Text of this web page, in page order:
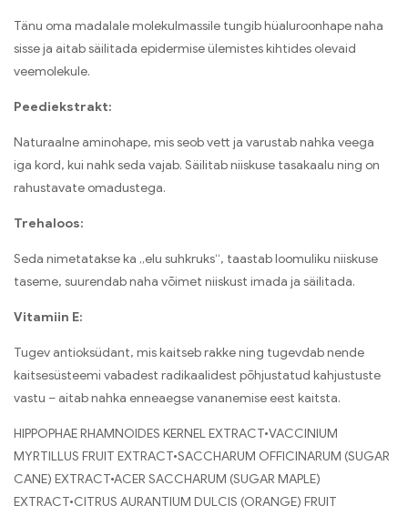
Tänu oma madalale molekulmassile tungib hüaluroonhape naha
sisse ja aitab säilitada epidermise ülemistes kihtides olevaid
veemolekule.
Peediekstrakt:
Naturaalne aminohape, mis seob vett ja varustab nahka veega
iga kord, kui nahk seda vajab. Säilitab niiskuse tasakaalu ning on
rahustavate omadustega.
Trehaloos:
Seda nimetatakse ka „elu suhkruks“, taastab loomuliku niiskuse
taseme, suurendab naha võimet niiskust imada ja säilitada.
Vitamiin E:
Tugev antioksüdant, mis kaitseb rakke ning tugevdab nende
kaitsesüsteemi vabadest radikaalidest põhjustatud kahjustuste
vastu – aitab nahka enneaegse vananemise eest kaitsta.
HIPPOPHAE RHAMNOIDES KERNEL EXTRACT•VACCINIUM
MYRTILLUS FRUIT EXTRACT•SACCHARUM OFFICINARUM (SUGAR
CANE) EXTRACT•ACER SACCHARUM (SUGAR MAPLE)
EXTRACT•CITRUS AURANTIUM DULCIS (ORANGE) FRUIT